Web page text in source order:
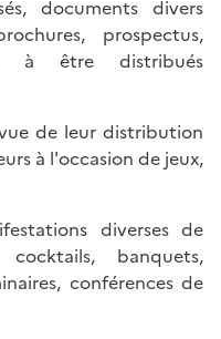
documents divers
prospectus,
à être distribués
de leur distribution
à l'occasion de jeux,
diverses de
banquets,
conférences de